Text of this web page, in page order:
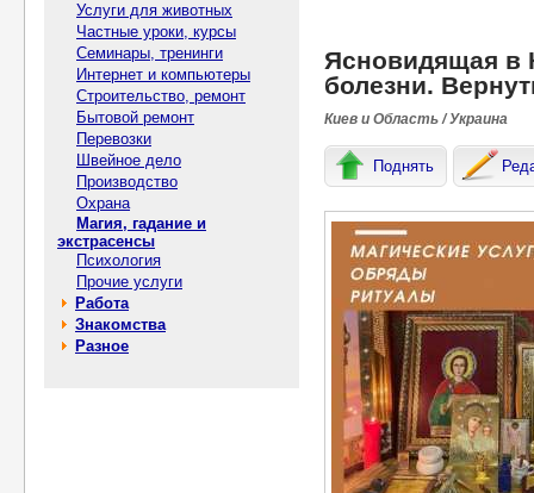
Услуги для животных
Частные уроки, курсы
Семинары, тренинги
Интернет и компьютеры
Строительство, ремонт
Бытовой ремонт
Перевозки
Швейное дело
Производство
Охрана
Магия, гадание и
экстрасенсы
Психология
Прочие услуги
Работа
Знакомства
Разное
Ясновидящая в
болезни.
Киев и Область / Украина
Поднять